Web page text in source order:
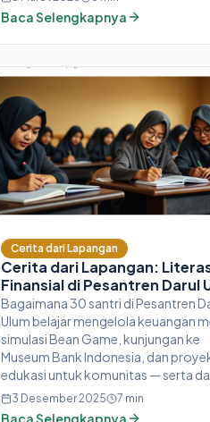
tangga — membangun aplikasi nyata
menggunakan AI. Tanpa gatekeeper.
Hanya mereka dan ide mereka yang
diwujudkan menjadi kenyataan.
Baca Selengkapnya
Cerita dari Lapangan
Cerita dari Lapangan:
Finansial di Pesantren Darul
Bagaimana 30 santri di Pesantren
Ulum belajar mengelola keuangan
simulasi Bean Game, kunjungan ke
Museum Bank Indonesia, dan
edukasi untuk komunitas — serta
yang mereka rasakan.
3 Desember 2025 7 min
Baca Selengkapnya